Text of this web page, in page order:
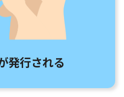
発行される